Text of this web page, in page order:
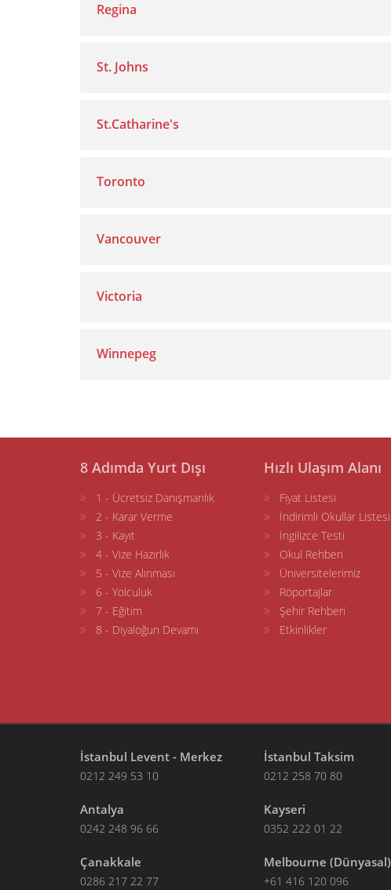
Regina
St. Johns
St.Catharine's
Toronto
Vancouver
Victoria
Winnepeg
8 Adımda Yurt Dışı
1 - Ücretsiz Danışmanlık
2 - Karar Verme
3 - Kayıt
4 - Vize Hazırlık
5 - Vize Alınması
6 - Yolculuk
7 - Eğitim
8 - Diyaloğun Devamı
Hızlı Ulaşım Alanı
Fiyat Listesi
İndirimli Okullar Listesi
İngilizce Testi
Okul Rehberi
Üniversitelerimiz
Röportajlar
Şehir Rehberi
Etkinlikler
İstanbul Levent - Merkez
0212 249 53 10
İstanbul Taksim
0212 258 70 80
Antalya
0242 248 96 66
Kayseri
0352 222 01 22
Çanakkale
0286 217 22 77
Melbourne (Dünyasal)
+61 416 120 096